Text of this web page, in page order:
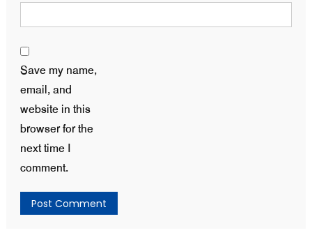
Save my name,
email, and
website in this
browser for the
next time I
comment.